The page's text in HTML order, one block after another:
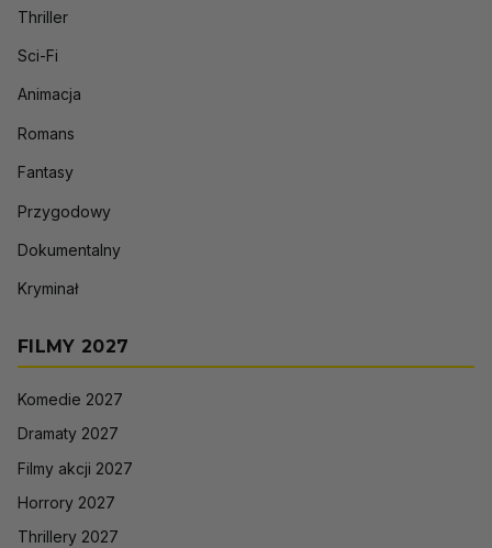
Thriller
Sci-Fi
Animacja
Romans
Fantasy
Przygodowy
Dokumentalny
Kryminał
FILMY 2027
Komedie 2027
Dramaty 2027
Filmy akcji 2027
Horrory 2027
Thrillery 2027